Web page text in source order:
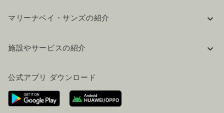
マリーナベイ・サンズの紹介
採用情報
お問い合わせ
施設やサービスの紹介
ご来場にあたって
ホテルへのアクセス
ビジター向けサービス
公式アプリ ダウンロード